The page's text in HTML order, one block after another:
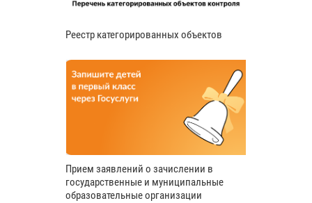
Реестр категорированных объектов
Прием заявлений о зачислении в
государственные и муниципальные
образовательные организации